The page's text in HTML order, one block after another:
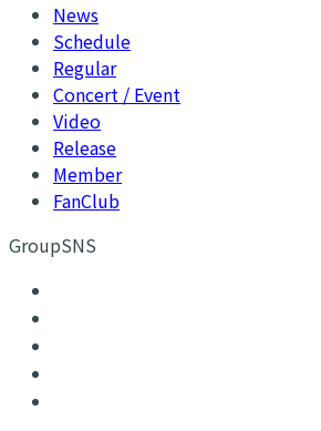
News
Schedule
Regular
Concert / Event
Video
Release
Member
FanClub
GroupSNS